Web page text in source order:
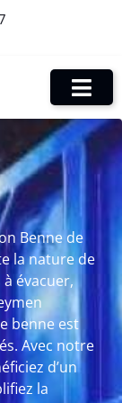
Benne de
la nature de
évacuer,
benne est
Avec notre
d’un
la